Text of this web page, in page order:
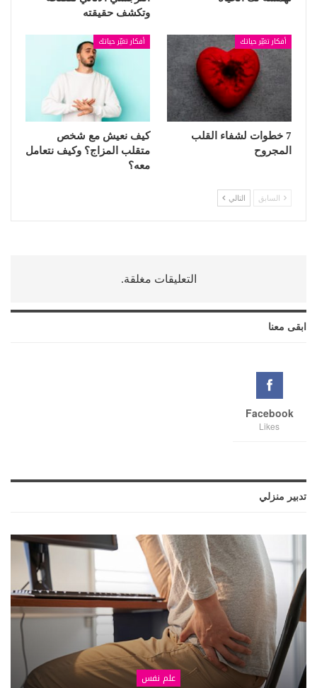
وتكشف حقيقته
أفكار تغيّر حياتك
7 خطوات لشفاء القلب
المجروح
أفكار تغيّر حياتك
كيف نعيش مع شخص
متقلب المزاج؟ وكيف نتعامل
معه؟
السابق التالي
التعليقات مغلقة.
ابقى معنا
Facebook
Likes
تدبير منزلي
علم نفس